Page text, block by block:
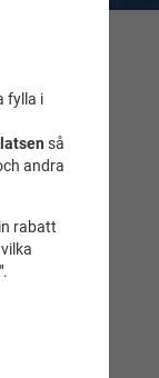
fylla i
så
andra
rabatt
.